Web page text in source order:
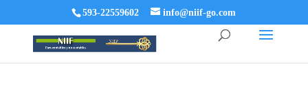
593-22559602 info@niif-go.com